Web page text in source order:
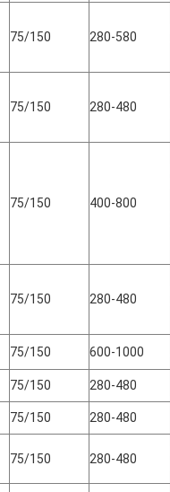
75/150 280-580
75/150 280-480
75/150 400-800
75/150 280-480
75/150 600-1000
75/150
280-480
75/150 280-480
75/150 280-480